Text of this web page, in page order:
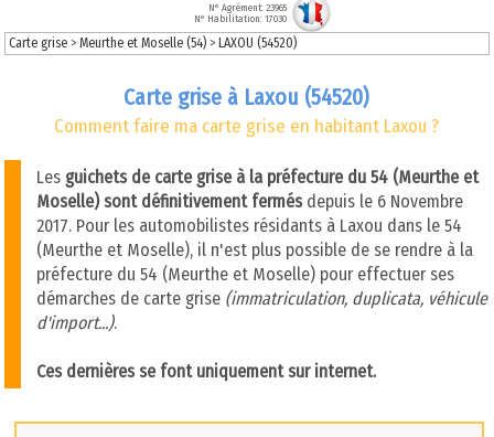
N° Agrément: 23965
N° Habilitation: 17030
Carte grise >Meurthe et Moselle (54)> LAXOU (54520)
Carte grise à Laxou (54520)
Comment faire ma carte grise en habitant Laxou ?
Les guichets de carte grise à la préfecture du 54 (Meurthe et
Moselle) sont définitivement fermésdepuis le 6 Novembre
2017. Pour les automobilistes résidants à Laxou dans le 54
(Meurthe et Moselle), il n'est plus possible de se rendre à la
préfecture du 54 (Meurthe et Moselle) pour effectuer ses
démarches de carte grise (immatriculation, duplicata, véhicule
d'import...).
Ces dernières se font uniquement sur internet.